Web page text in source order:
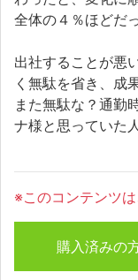
全体の４％ほどだ
出社することが悪
く無駄を省き、成
また無駄な？通勤
ナ様と思っていた
※このコンテンツ
購入済みの